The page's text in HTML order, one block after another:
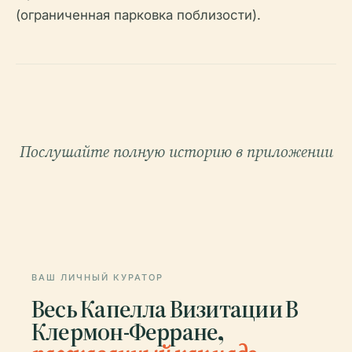
(ограниченная парковка поблизости).
Послушайте полную историю в приложении
ВАШ ЛИЧНЫЙ КУРАТОР
Весь Капелла Визитации В
Клермон-Ферране,